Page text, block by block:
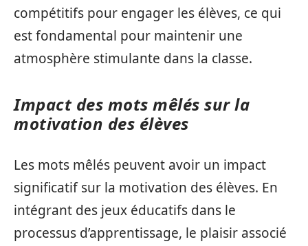
compétitifs pour engager les élèves, ce qui
est fondamental pour maintenir une
atmosphère stimulante dans la classe.
Impact des mots mêlés sur la
motivation des élèves
Les mots mêlés peuvent avoir un impact
significatif sur la motivation des élèves. En
intégrant des jeux éducatifs dans le
processus d’apprentissage, le plaisir associé